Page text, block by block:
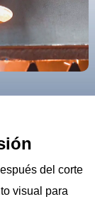
del corte
visual para